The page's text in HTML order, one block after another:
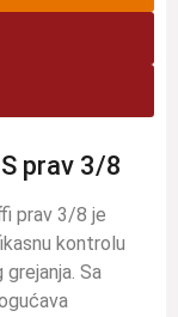
prav 3/8
prav 3/8 je
kontrolu
Sa